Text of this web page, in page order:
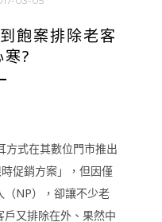
飽案排除老客
?
方式在其數位門市推出
促銷方案」，但因僅
（NP），卻讓不少老
又排除在外、果然中